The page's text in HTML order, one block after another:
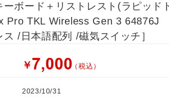
ーボード＋リストレスト(ラピッド
Pro TKL Wireless Gen 3 64876J
/日本語配列 /磁気スイッチ］
￥ （税込）
2023/10/31